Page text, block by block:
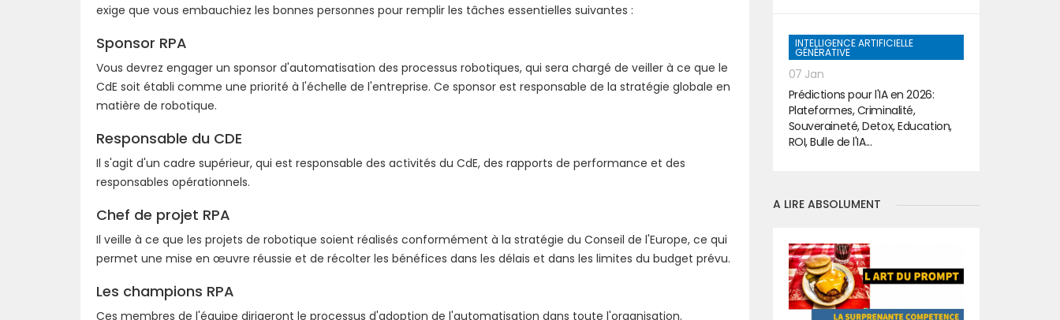
exige que vous embauchiez les bonnes personnes pour remplir les tâches essentielles suivantes :
Sponsor RPA
Vous devrez engager un sponsor d'automatisation des processus robotiques, qui sera chargé de veiller à ce que le
CdE soit établi comme une priorité à l'échelle de l'entreprise. Ce sponsor est responsable de la stratégie globale en
matière de robotique.
Responsable du CDE
Il s'agit d'un cadre supérieur, qui est responsable des activités du CdE, des rapports de performance et des
responsables opérationnels.
Chef de projet RPA
Il veille à ce que les projets de robotique soient réalisés conformément à la stratégie du Conseil de l'Europe, ce qui
permet une mise en œuvre réussie et de récolter les bénéfices dans les délais et dans les limites du budget prévu.
Les champions RPA
Ces membres de l'équipe dirigeront le processus d'adoption de l'automatisation dans toute l'organisation.
INTELLIGENCE ARTIFICIELLE
GÉNÉRATIVE
07 Jan
Prédictions pour l'IA en 2026:
Plateformes, Criminalité,
Souveraineté, Detox, Education,
ROI, Bulle de l'IA...
A LIRE ABSOLUMENT